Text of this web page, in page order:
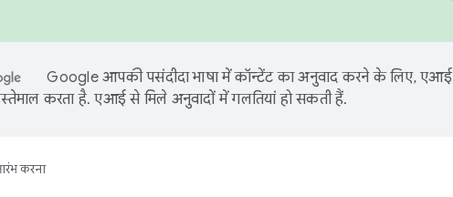
Google आपकी पसंदीदा भाषा में कॉन्टेंट का अनुवाद करने के लिए, एआई
करता है. एआई से मिले अनुवादों में गलतियां हो सकती हैं.
करना